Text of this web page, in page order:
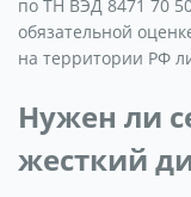
по ТН ВЭД 8471 70
обязательной
на территории РФ
Нужен ли
жесткий